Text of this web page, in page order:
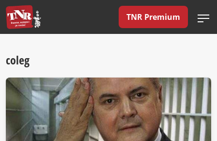
TNR Premium
coleg